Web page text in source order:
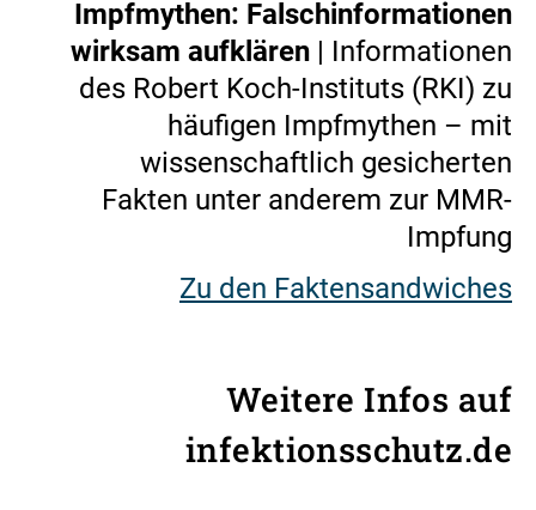
Impfmythen: Falschinformationen
wirksam aufklären | Informationen
des Robert Koch-Instituts (RKI) zu
häufigen Impfmythen – mit
wissenschaftlich gesicherten
Fakten unter anderem zur MMR-
Impfung
Zu den Faktensandwiches
Weitere Infos auf
infektionsschutz.de